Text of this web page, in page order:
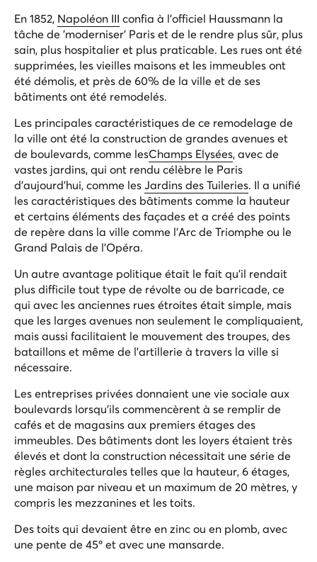
En 1852, Napoléon III confia à l'officiel Haussmann la
tâche de 'moderniser' Paris et de le rendre plus sûr, plus
sain, plus hospitalier et plus praticable. Les rues ont été
supprimées, les vieilles maisons et les immeubles ont
été démolis, et près de 60% de la ville et de ses
bâtiments ont été remodelés.
Les principales caractéristiques de ce remodelage de
la ville ont été la construction de grandes avenues et
de boulevards, comme lesChamps Elysées, avec de
vastes jardins, qui ont rendu célèbre le Paris
d'aujourd'hui, comme les Jardins des Tuileries. Il a unifié
les caractéristiques des bâtiments comme la hauteur
et certains éléments des façades et a créé des points
de repère dans la ville comme l'Arc de Triomphe ou le
Grand Palais de l'Opéra.
Un autre avantage politique était le fait qu'il rendait
plus difficile tout type de révolte ou de barricade, ce
qui avec les anciennes rues étroites était simple, mais
que les larges avenues non seulement le compliquaient,
mais aussi facilitaient le mouvement des troupes, des
bataillons et même de l'artillerie à travers la ville si
nécessaire.
Les entreprises privées donnaient une vie sociale aux
boulevards lorsqu'ils commencèrent à se remplir de
cafés et de magasins aux premiers étages des
immeubles. Des bâtiments dont les loyers étaient très
élevés et dont la construction nécessitait une série de
règles architecturales telles que la hauteur, 6 étages,
une maison par niveau et un maximum de 20 mètres, y
compris les mezzanines et les toits.
Des toits qui devaient être en zinc ou en plomb, avec
une pente de 45º et avec une mansarde.